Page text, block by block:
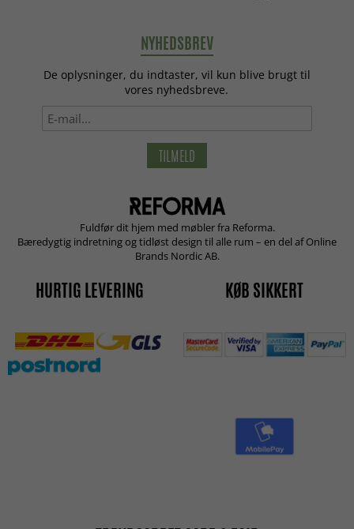
NYHEDSBREV
De oplysninger, du indtaster, vil kun blive brugt til
vores nyhedsbreve.
TILMELD
Fuldfør dit hjem med møbler fra Reforma.
Bæredygtig indretning og tidløst design til alle rum – en del af Online
Brands Nordic AB.
HURTIG LEVERING KØB SIKKERT